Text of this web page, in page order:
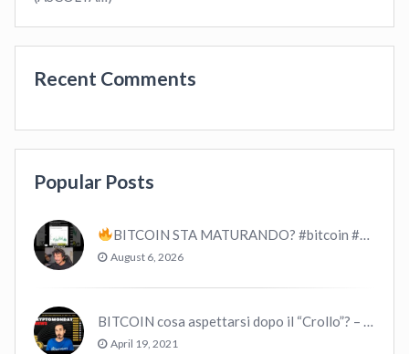
Recent Comments
Popular Posts
BITCOIN STA MATURANDO? #bitcoin #crypto #trading
August 6, 2026
April 19, 2021